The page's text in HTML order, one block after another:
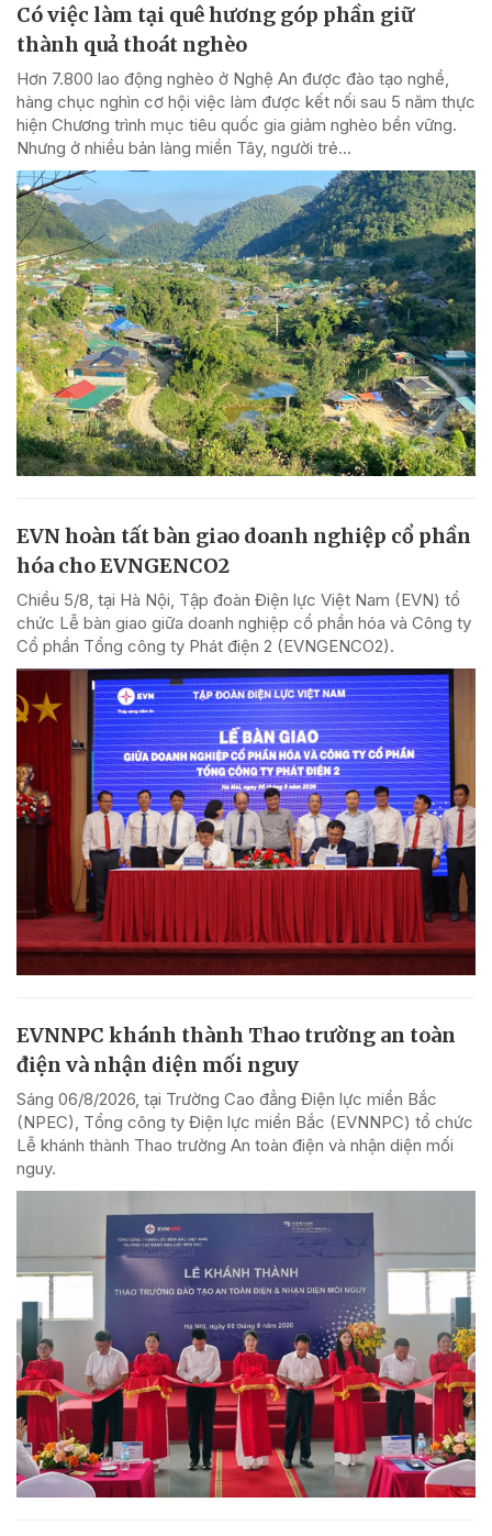
Có việc làm tại quê hương góp phần giữ
thành quả thoát nghèo
Hơn 7.800 lao động nghèo ở Nghệ An được đào tạo nghề,
hàng chục nghìn cơ hội việc làm được kết nối sau 5 năm thực
hiện Chương trình mục tiêu quốc gia giảm nghèo bền vững.
Nhưng ở nhiều bản làng miền Tây, người trẻ...
EVN hoàn tất bàn giao doanh nghiệp cổ phần
hóa cho EVNGENCO2
Chiều 5/8, tại Hà Nội, Tập đoàn Điện lực Việt Nam (EVN) tổ
chức Lễ bàn giao giữa doanh nghiệp cổ phần hóa và Công ty
Cổ phần Tổng công ty Phát điện 2 (EVNGENCO2).
EVNNPC khánh thành Thao trường an toàn
điện và nhận diện mối nguy
Sáng 06/8/2026, tại Trường Cao đẳng Điện lực miền Bắc
(NPEC), Tổng công ty Điện lực miền Bắc (EVNNPC) tổ chức
Lễ khánh thành Thao trường An toàn điện và nhận diện mối
nguy.